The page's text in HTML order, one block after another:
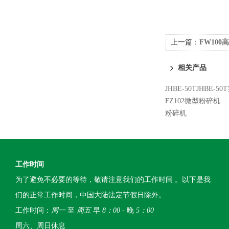
上一篇： FW100
相关产品
JHBE-50TJHBE-
FZ102微型粉碎机
粉碎机
工作时间
为了避免不必要的等待，敬请注意我们的工作时间 。以下是我
们的正常工作时间，中国大陆法定节假日除外。
工作时间： 周一至 周五早 8：00 - 晚 5：00
周六、周日休息